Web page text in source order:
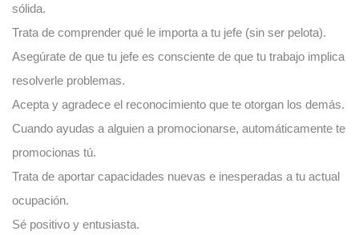
sólida.
Trata de comprender qué le importa a tu jefe (sin ser pelota).
Asegúrate de que tu jefe es consciente de que tu trabajo implica
resolverle problemas.
Acepta y agradece el reconocimiento que te otorgan los demás.
Cuando ayudas a alguien a promocionarse, automáticamente te
promocionas tú.
Trata de aportar capacidades nuevas e inesperadas a tu actual
ocupación.
Sé positivo y entusiasta.